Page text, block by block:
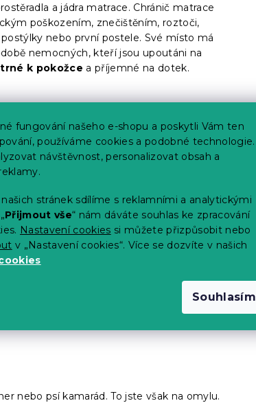
fungování našeho e-shopu a poskytli Vám ten
používáme cookies a podobné technologie.
návštěvnost, personalizovat obsah a
stránek sdílíme s reklamními a analytickými
Přijmout vše“ nám dáváte souhlas ke zpracování
Nastavení cookies si můžete přizpůsobit nebo
v „Nastavení cookies“. Více se dozvíte v našich
Souhlasím
a jádra matrace. Chránič matrace
poškozením, znečištěním, roztoči,
nebo první postele. Své místo má
nemocných, kteří jsou upoutáni na
k pokožce a příjemné na dotek.
velké matraci. Každý chránič je opatřen
snadno natáhnete a zaháknete pod
prvním použitím chránič vyperte a
doporučujeme prát
ideálně 1x za 14 dní. Po usušení nechte
sušičku
z mikrovlákna není nutné žehlit. Po
nebo psí kamarád. To jste však na omylu.